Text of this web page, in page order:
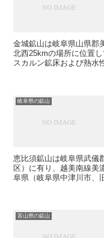
金城鉱山は岐阜県山県郡
北西25kmの場所に位置
スカルン鉱床および熱水
岐阜県の鉱山
恵比須鉱山は岐阜県武儀
区）に有り、越美南線美
阜県（岐阜県中津川市、
富山県の鉱山